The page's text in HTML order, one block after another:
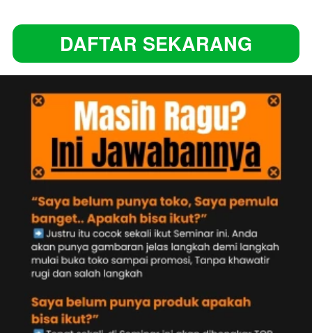
DAFTAR SEKARANG